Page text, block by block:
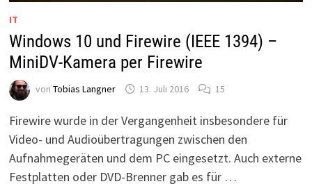
IT
Windows 10 und Firewire (IEEE 1394) –
MiniDV-Kamera per Firewire
von Tobias Langner 13. Juli 2016 15
Firewire wurde in der Vergangenheit insbesondere für
Video- und Audioübertragungen zwischen den
Aufnahmegeräten und dem PC eingesetzt. Auch externe
Festplatten oder DVD-Brenner gab es für …